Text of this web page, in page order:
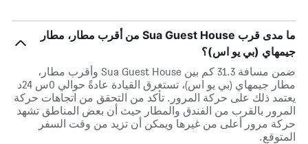
ما مدى قرب Sua Guest House من أقرب مطار، مطار
جيمهاي (بي يو اس)؟
ضمن مسافة 31.3 كم بين Sua Guest House وأقرب مطار،
مطار جيمهاي (بي يو اس)، تستغرق القيادة عادةً حوالي 0س 24د
يعتمد ذلك على حركة المرور. تأكد من التحقق من اتجاهات حركة
المرور بالقرب من الفندق والمطار حيث أن بعض المناطق تشهد
حركة مرور أعلى من غيرها ويمكن أن تزيد من وقت السفر
المتوقع.